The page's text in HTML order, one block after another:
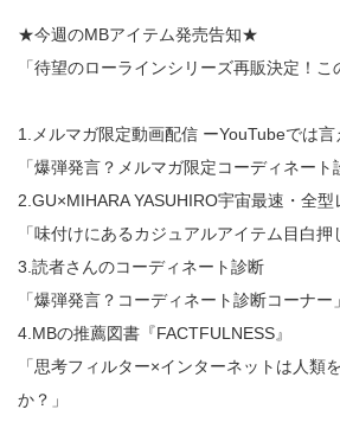
★今週のMBアイテム発売告知★
「待望のローラインシリーズ再販決定！こ
1.メルマガ限定動画配信 ーYouTubeでは言
「爆弾発言？メルマガ限定コーディネート
2.GU×MIHARA YASUHIRO宇宙最速・全型
「味付けにあるカジュアルアイテム目白押
3.読者さんのコーディネート診断
「爆弾発言？コーディネート診断コーナー」
4.MBの推薦図書『FACTFULNESS』
「思考フィルター×インターネットは人類
か？」